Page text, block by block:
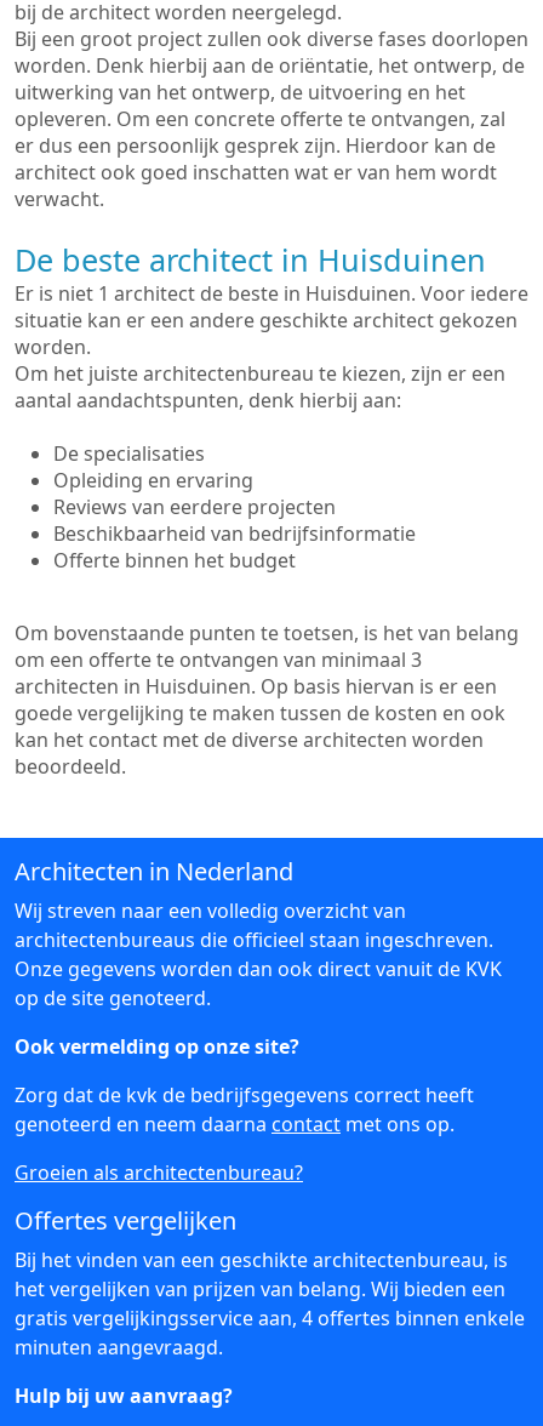
bij de architect worden neergelegd.
Bij een groot project zullen ook diverse fases doorlopen
worden. Denk hierbij aan de oriëntatie, het ontwerp, de
uitwerking van het ontwerp, de uitvoering en het
opleveren. Om een concrete offerte te ontvangen, zal
er dus een persoonlijk gesprek zijn. Hierdoor kan de
architect ook goed inschatten wat er van hem wordt
verwacht.
De beste architect in Huisduinen
Er is niet 1 architect de beste in Huisduinen. Voor iedere
situatie kan er een andere geschikte architect gekozen
worden.
Om het juiste architectenbureau te kiezen, zijn er een
aantal aandachtspunten, denk hierbij aan:
De specialisaties
Opleiding en ervaring
Reviews van eerdere projecten
Beschikbaarheid van bedrijfsinformatie
Offerte binnen het budget
Om bovenstaande punten te toetsen, is het van belang
om een offerte te ontvangen van minimaal 3
architecten in Huisduinen. Op basis hiervan is er een
goede vergelijking te maken tussen de kosten en ook
kan het contact met de diverse architecten worden
beoordeeld.
Architecten in Nederland
Wij streven naar een volledig overzicht van
architectenbureaus die officieel staan ingeschreven.
Onze gegevens worden dan ook direct vanuit de KVK
op de site genoteerd.
Ook vermelding op onze site?
Zorg dat de kvk de bedrijfsgegevens correct heeft
genoteerd en neem daarna contact met ons op.
Groeien als architectenbureau?
Offertes vergelijken
Bij het vinden van een geschikte architectenbureau, is
het vergelijken van prijzen van belang. Wij bieden een
gratis vergelijkingsservice aan, 4 offertes binnen enkele
minuten aangevraagd.
Hulp bij uw aanvraag?